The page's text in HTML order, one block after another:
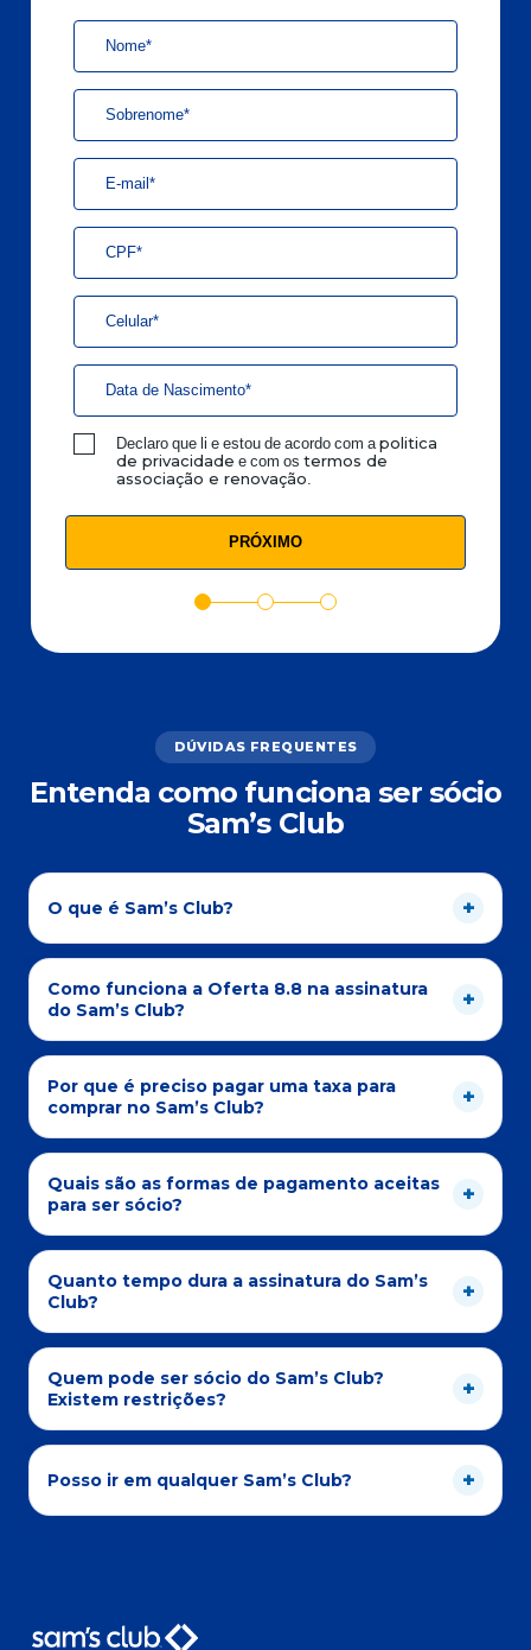
Declaro que li e estou de acordo com apolitica
de privacidade e com ostermos de
associação e renovação.
DÚVIDAS FREQUENTES
Entenda como funciona ser sócio
Sam’s Club
O que é Sam’s Club?
Como funciona a Oferta 8.8 na assinatura
do Sam’s Club?
Por que é preciso pagar uma taxa para
comprar no Sam’s Club?
Quais são as formas de pagamento aceitas
para ser sócio?
Quanto tempo dura a assinatura do Sam’s
Club?
Quem pode ser sócio do Sam’s Club?
Existem restrições?
Posso ir em qualquer Sam’s Club?